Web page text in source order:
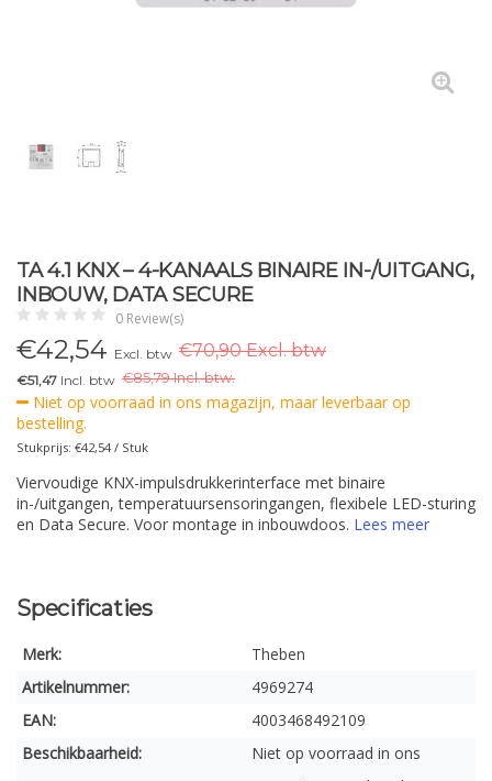
TA 4.1 KNX – 4-KANAALS BINAIRE IN-/UITGANG,
INBOUW, DATA SECURE
0 Review(s)
€42,54 Excl. btw €70,90 Excl. btw
€51,47 Incl. btw €85,79 Incl. btw.
Niet op voorraad in ons magazijn, maar leverbaar op
bestelling.
Stukprijs: €42,54 / Stuk
Viervoudige KNX-impulsdrukkerinterface met binaire
in-/uitgangen, temperatuursensoringangen, flexibele LED-sturing
en Data Secure. Voor montage in inbouwdoos. Lees meer
Specificaties
Merk:
Theben
Artikelnummer:
4969274
EAN:
4003468492109
Beschikbaarheid:
Niet op voorraad in ons